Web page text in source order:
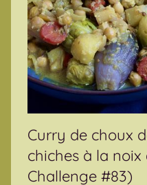
Curry de choux
chiches à la
Challenge #83)